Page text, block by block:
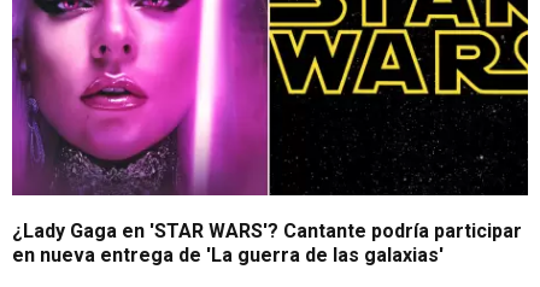
¿Lady Gaga en 'STAR WARS'? Cantante podría participar
en nueva entrega de 'La guerra de las galaxias'